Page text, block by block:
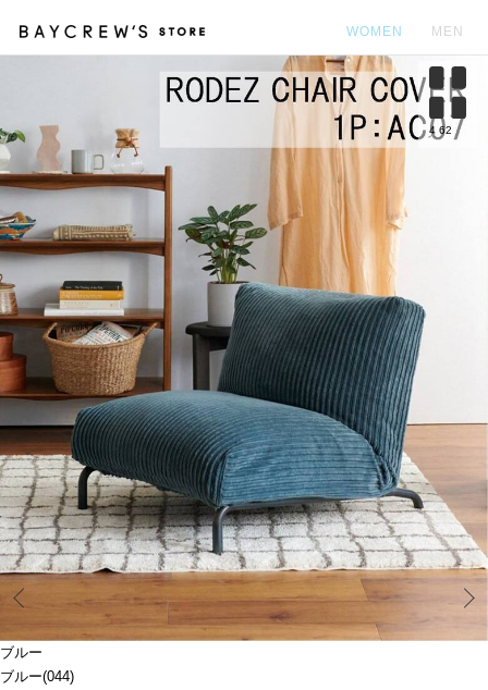
WOMEN MEN
ブルー
ブルー(044)
4 62